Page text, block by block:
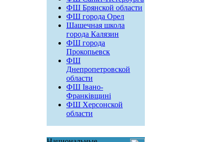
ФШ Брянской области
ФШ города Орел
Шашечная школа
города Калязин
ФШ города
Прокопьевск
ФШ
Днепропетровской
области
ФШ Івано-
Франківщині
ФШ Херсонской
области